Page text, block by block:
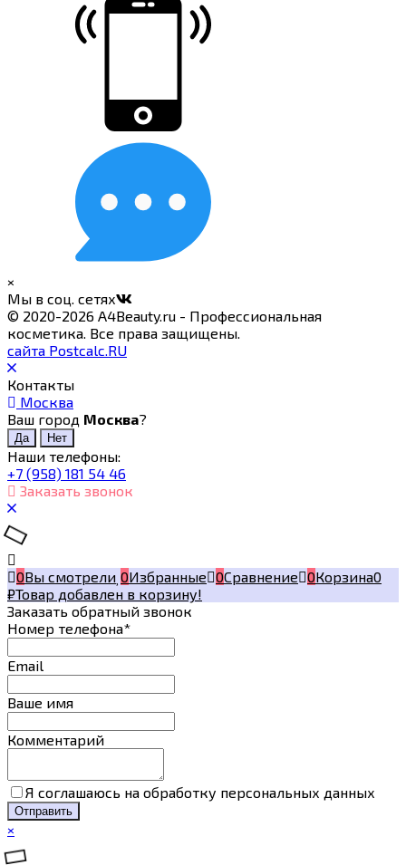
×
Мы в соц. сетях
© 2020-2026 A4Beauty.ru - Профессиональная
косметика. Все права защищены.
сайта Postcalc.RU
Контакты
Москва
Ваш город Москва?
Наши телефоны:
+7 (958) 181 54 46
Заказать звонок
0Вы смотрели 0Избранные 0Сравнение 0Корзина0
₽Товар добавлен в корзину!
Заказать обратный звонок
Номер телефона*
Email
Ваше имя
Комментарий
Я соглашаюсь на обработку персональных данных
×